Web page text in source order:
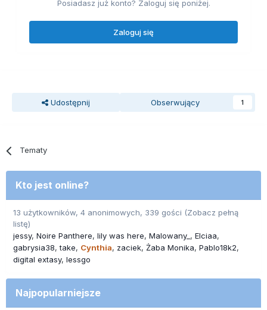
Posiadasz już konto? Zaloguj się poniżej.
Zaloguj się
Udostępnij Obserwujący 1
Tematy
Kto jest online?
13 użytkowników, 4 anonimowych, 339 gości (Zobacz pełną
listę)
jessy Noire Panthere lily was here Malowany_
Elciaa
gabrysia38 take Cynthia zaciek Żaba Monika Pablo18k2
digital extasy lessgo
Najpopularniejsze